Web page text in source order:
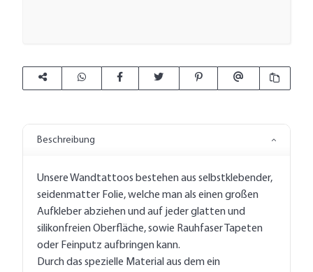
Beschreibung
Unsere Wandtattoos bestehen aus selbstklebender,
seidenmatter Folie, welche man als einen großen
Aufkleber abziehen und auf jeder glatten und
silikonfreien Oberfläche, sowie Rauhfaser Tapeten
oder Feinputz aufbringen kann.
Durch das spezielle Material aus dem ein